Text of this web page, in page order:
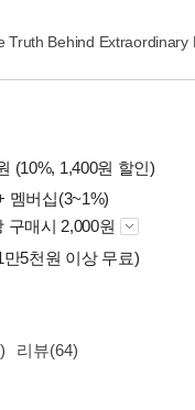
Truth Behind Extraordinary
(10%, 1,400원 할인)
멤버십(3~1%)
구매시 2,000원
만5천원 이상 무료)
리뷰(64)